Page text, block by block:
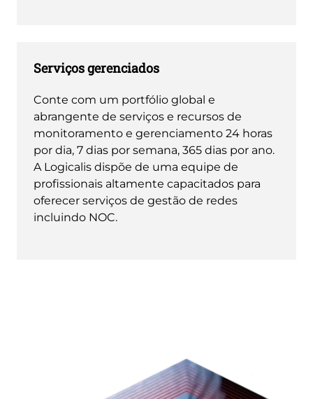
Serviços gerenciados
Conte com um portfólio global e
abrangente de serviços e recursos de
monitoramento e gerenciamento 24 horas
por dia, 7 dias por semana, 365 dias por ano.
A Logicalis dispõe de uma equipe de
profissionais altamente capacitados para
oferecer serviços de gestão de redes
incluindo NOC.